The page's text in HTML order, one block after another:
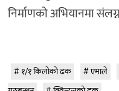
निर्माणको अभियानमा
१/१ किलाेकाे ढक एमाले